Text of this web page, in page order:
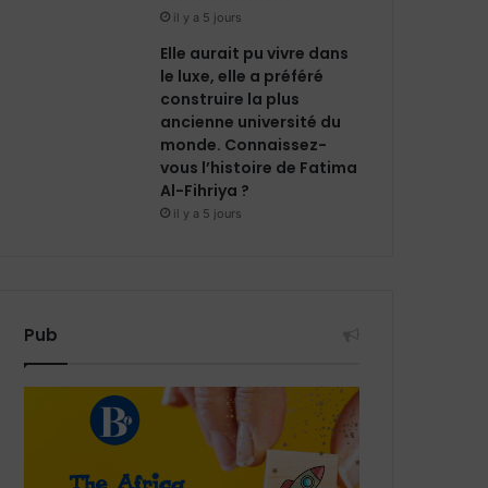
il y a 5 jours
Elle aurait pu vivre dans
le luxe, elle a préféré
construire la plus
ancienne université du
monde. Connaissez-
vous l’histoire de Fatima
Al-Fihriya ?
il y a 5 jours
Pub